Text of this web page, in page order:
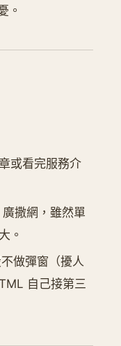
。
或看完服務介
廣撒網，雖然單
。
做彈窗（擾人
自己接第三